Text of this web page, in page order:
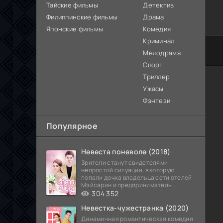
Тайские фильмы
Филиппинские фильмы
Японские фильмы
Детектив
Драма
Комедия
Криминал
Мелодрама
Спорт
Триллер
Ужасы
Фэнтези
Популярное
Невеста поневоле (2018)
Зрители станут свидетелями
непростой ситуации, в которую
попали дочка владельца сети отелей
Мэйсарин и предприниматель
Кетдэн. Обоих главных героев
304 352
Невестка-чужестранка (2020)
Динамичная романтическая комедия